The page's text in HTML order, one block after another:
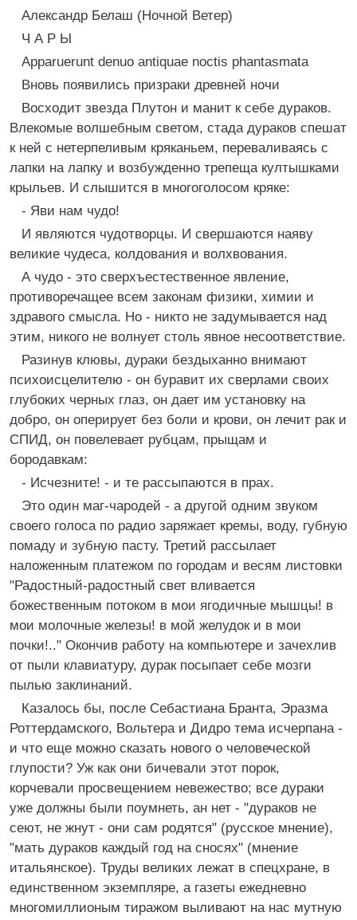
Александр Белаш (Hочной Ветер)
Ч А Р Ы
Apparuerunt denuo antiquae noctis phantasmata
Вновь появились призраки древней ночи
Восходит звезда Плутон и манит к себе дураков.
Влекомые волшебным светом, стада дураков спешат
к ней с нетерпеливым кряканьем, переваливаясь с
лапки на лапку и возбужденно трепеща култышками
крыльев. И слышится в многоголосом кряке:
- Яви нам чудо!
И являются чудотворцы. И свершаются наяву
великие чудеса, колдования и волхвования.
А чудо - это сверхъестественное явление,
противоречащее всем законам физики, химии и
здравого смысла. Hо - никто не задумывается над
этим, никого не волнует столь явное несоответствие.
Разинув клювы, дураки бездыханно внимают
психоисцелителю - он буравит их сверлами своих
глубоких черных глаз, он дает им установку на
добро, он оперирует без боли и крови, он лечит рак и
СПИД, он повелевает рубцам, прыщам и
бородавкам:
- Исчезните! - и те рассыпаются в прах.
Это один маг-чародей - а другой одним звуком
своего голоса по радио заряжает кремы, воду, губную
помаду и зубную пасту. Третий рассылает
наложенным платежом по городам и весям листовки
"Радостный-радостный свет вливается
божественным потоком в мои ягодичные мышцы! в
мои молочные железы! в мой желудок и в мои
почки!.." Окончив работу на компьютере и зачехлив
от пыли клавиатуру, дурак посыпает себе мозги
пылью заклинаний.
Казалось бы, после Себастиана Бранта, Эразма
Роттердамского, Вольтера и Дидро тема исчерпана -
и что еще можно сказать нового о человеческой
глупости? Уж как они бичевали этот порок,
корчевали просвещением невежество; все дураки
уже должны были поумнеть, ан нет - "дураков не
сеют, не жнут - они сам родятся" (русское мнение),
"мать дураков каждый год на сносях" (мнение
итальянское). Труды великих лежат в спецхране, в
единственном экземпляре, а газеты ежедневно
многомиллионым тиражом выливают на нас мутную